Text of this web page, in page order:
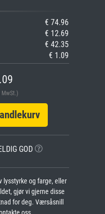
€ 74.96
€ 12.69
€ 42.35
€ 1.09
MwSt.)
GOD
lysstyrke og farge, eller
gjør vi gjerne disse
for deg. Værsåsnill